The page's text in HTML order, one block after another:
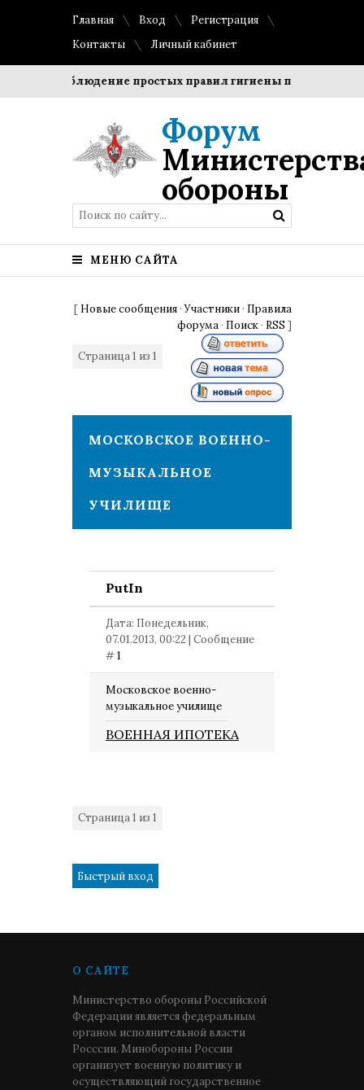
Главная Вход
Регистрация
Контакты
Личный кабинет
Соблюдение простых правил гигиены помогает
Форум
обороны
МЕНЮ САЙТА
[ Новые сообщения ·Участники · Правила
форума · Поиск · RSS ]
Страница1 из 1
МОСКОВСКОЕ ВОЕННО-
МУЗЫКАЛЬНОЕ
УЧИЛИЩЕ
PutIn
Дата: Понедельник,
07.01.2013, 00:22 | Сообщение
#1
Московское военно-
музыкальное училище
ВОЕННАЯ ИПОТЕКА
Страница1 из 1
О САЙТЕ
Министерство обороны Российской
Федерации является федеральным
органом исполнительной власти
Росссии. Минобороны России
организует военную политику и
осуществляющий государственное